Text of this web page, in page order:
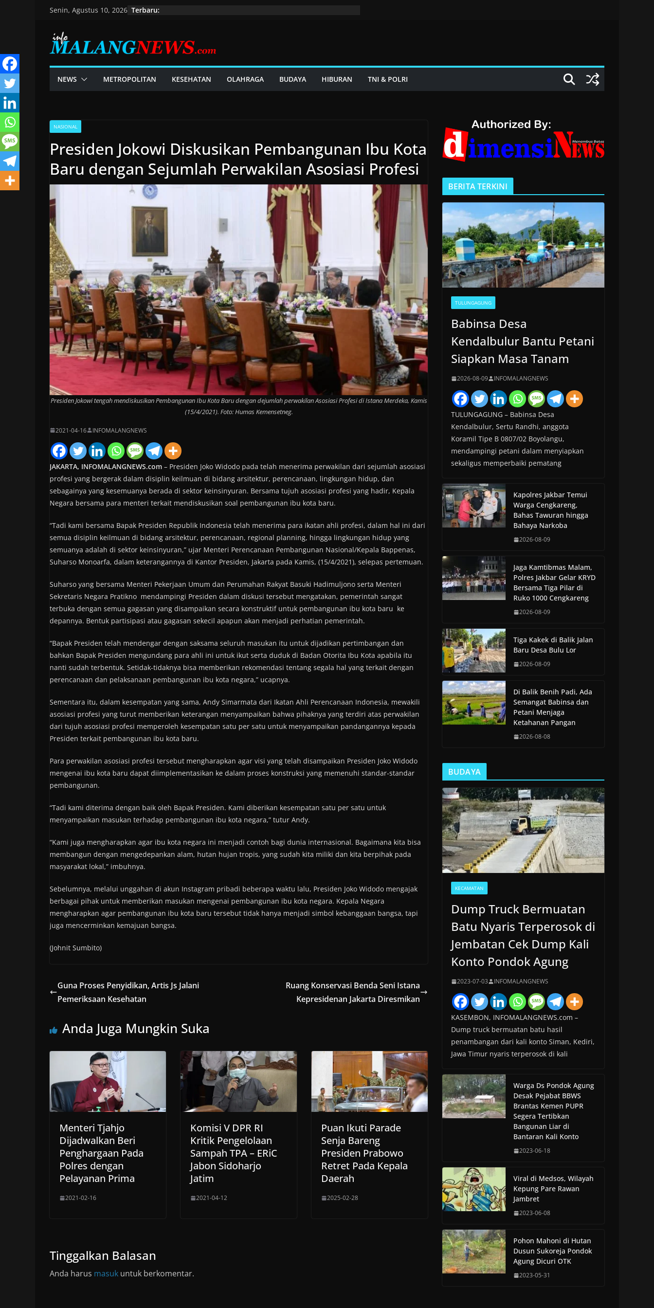
content
Senin, Agustus 10, 2026 Terbaru:
NEWS METROPOLITAN KESEHATAN OLAHRAGA BUDAYA HIBURAN TNI & POLRI
NASIONAL
Presiden Jokowi Diskusikan Pembangunan Ibu Kota
Baru dengan Sejumlah Perwakilan Asosiasi Profesi
Presiden Jokowi tengah mendiskusikan Pembangunan Ibu Kota Baru dengan dejumlah perwakilan Asosiasi Profesi di Istana Merdeka, Kamis
(15/4/2021). Foto: Humas Kemensetneg.
2021-04-16 INFOMALANGNEWS
JAKARTA, INFOMALANGNEWS.com – Presiden Joko Widodo pada telah menerima perwakilan dari sejumlah asosiasi
profesi yang bergerak dalam disiplin keilmuan di bidang arsitektur, perencanaan, lingkungan hidup, dan
sebagainya yang kesemuanya berada di sektor keinsinyuran. Bersama tujuh asosiasi profesi yang hadir, Kepala
Negara bersama para menteri terkait mendiskusikan soal pembangunan ibu kota baru.
“Tadi kami bersama Bapak Presiden Republik Indonesia telah menerima para ikatan ahli profesi, dalam hal ini dari
semua disiplin keilmuan di bidang arsitektur, perencanaan, regional planning, hingga lingkungan hidup yang
semuanya adalah di sektor keinsinyuran,” ujar Menteri Perencanaan Pembangunan Nasional/Kepala Bappenas,
Suharso Monoarfa, dalam keterangannya di Kantor Presiden, Jakarta pada Kamis, (15/4/2021), selepas pertemuan.
Suharso yang bersama Menteri Pekerjaan Umum dan Perumahan Rakyat Basuki Hadimuljono serta Menteri
Sekretaris Negara Pratikno mendampingi Presiden dalam diskusi tersebut mengatakan, pemerintah sangat
terbuka dengan semua gagasan yang disampaikan secara konstruktif untuk pembangunan ibu kota baru ke
depannya. Bentuk partisipasi atau gagasan sekecil apapun akan menjadi perhatian pemerintah.
“Bapak Presiden telah mendengar dengan saksama seluruh masukan itu untuk dijadikan pertimbangan dan
bahkan Bapak Presiden mengundang para ahli ini untuk ikut serta duduk di Badan Otorita Ibu Kota apabila itu
nanti sudah terbentuk. Setidak-tidaknya bisa memberikan rekomendasi tentang segala hal yang terkait dengan
perencanaan dan pelaksanaan pembangunan ibu kota negara,” ucapnya.
Sementara itu, dalam kesempatan yang sama, Andy Simarmata dari Ikatan Ahli Perencanaan Indonesia, mewakili
asosiasi profesi yang turut memberikan keterangan menyampaikan bahwa pihaknya yang terdiri atas perwakilan
dari tujuh asosiasi profesi memperoleh kesempatan satu per satu untuk menyampaikan pandangannya kepada
Presiden terkait pembangunan ibu kota baru.
Para perwakilan asosiasi profesi tersebut mengharapkan agar visi yang telah disampaikan Presiden Joko Widodo
mengenai ibu kota baru dapat diimplementasikan ke dalam proses konstruksi yang memenuhi standar-standar
pembangunan.
“Tadi kami diterima dengan baik oleh Bapak Presiden. Kami diberikan kesempatan satu per satu untuk
menyampaikan masukan terhadap pembangunan ibu kota negara,” tutur Andy.
“Kami juga mengharapkan agar ibu kota negara ini menjadi contoh bagi dunia internasional. Bagaimana kita bisa
membangun dengan mengedepankan alam, hutan hujan tropis, yang sudah kita miliki dan kita berpihak pada
masyarakat lokal,” imbuhnya.
Sebelumnya, melalui unggahan di akun Instagram pribadi beberapa waktu lalu, Presiden Joko Widodo mengajak
berbagai pihak untuk memberikan masukan mengenai pembangunan ibu kota negara. Kepala Negara
mengharapkan agar pembangunan ibu kota baru tersebut tidak hanya menjadi simbol kebanggaan bangsa, tapi
juga mencerminkan kemajuan bangsa.
(Johnit Sumbito)
Guna Proses Penyidikan, Artis Js Jalani
Pemeriksaan Kesehatan
Ruang Konservasi Benda Seni Istana
Kepresidenan Jakarta Diresmikan
Anda Juga Mungkin Suka
Menteri Tjahjo
Dijadwalkan Beri
Penghargaan Pada
Polres dengan
Pelayanan Prima
2021-02-16
Komisi V DPR RI
Kritik Pengelolaan
Sampah TPA – ERiC
Jabon Sidoharjo
Jatim
2021-04-12
Puan Ikuti Parade
Senja Bareng
Presiden Prabowo
Retret Pada Kepala
Daerah
2025-02-28
Tinggalkan Balasan
Anda harus masuk untuk berkomentar.
BERITA TERKINI
TULUNGAGUNG
Babinsa Desa
Kendalbulur Bantu Petani
Siapkan Masa Tanam
2026-08-09 INFOMALANGNEWS
TULUNGAGUNG – Babinsa Desa
Kendalbulur, Sertu Randhi, anggota
Koramil Tipe B 0807/02 Boyolangu,
mendampingi petani dalam menyiapkan
sekaligus memperbaiki pematang
Kapolres Jakbar Temui
Warga Cengkareng,
Bahas Tawuran hingga
Bahaya Narkoba
2026-08-09
Jaga Kamtibmas Malam,
Polres Jakbar Gelar KRYD
Bersama Tiga Pilar di
Ruko 1000 Cengkareng
2026-08-09
Tiga Kakek di Balik Jalan
Baru Desa Bulu Lor
2026-08-09
Di Balik Benih Padi, Ada
Semangat Babinsa dan
Petani Menjaga
Ketahanan Pangan
2026-08-08
BUDAYA
KECAMATAN
Dump Truck Bermuatan
Batu Nyaris Terperosok di
Jembatan Cek Dump Kali
Konto Pondok Agung
2023-07-03 INFOMALANGNEWS
KASEMBON, INFOMALANGNEWS.com –
Dump truck bermuatan batu hasil
penambangan dari kali konto Siman, Kediri,
Jawa Timur nyaris terperosok di kali
Warga Ds Pondok Agung
Desak Pejabat BBWS
Brantas Kemen PUPR
Segera Tertibkan
Bangunan Liar di
Bantaran Kali Konto
2023-06-18
Viral di Medsos, Wilayah
Kepung Pare Rawan
Jambret
2023-06-08
Pohon Mahoni di Hutan
Dusun Sukoreja Pondok
Agung Dicuri OTK
2023-05-31